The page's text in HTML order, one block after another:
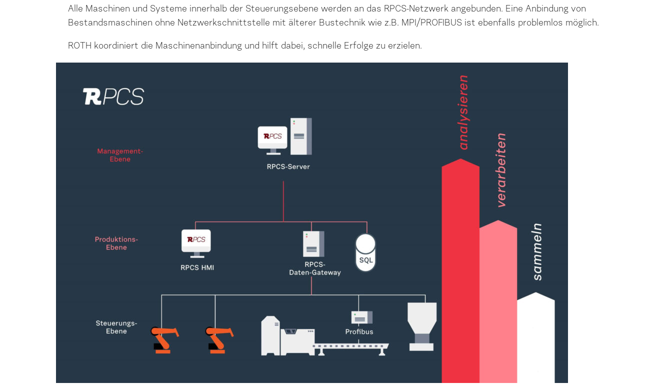
Alle Maschinen und Systeme innerhalb der Steuerungsebene werden an das RPCS-Netzwerk angebunden. Eine Anbindung von
Bestandsmaschinen ohne Netzwerkschnittstelle mit älterer Bustechnik wie z.B. MPI/PROFIBUS ist ebenfalls problemlos möglich.
ROTH koordiniert die Maschinenanbindung und hilft dabei, schnelle Erfolge zu erzielen.